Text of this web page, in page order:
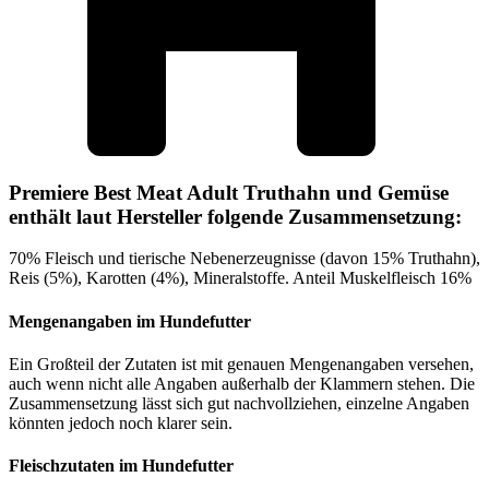
Premiere Best Meat Adult Truthahn und Gemüse
enthält laut Hersteller folgende Zusammensetzung:
70% Fleisch und tierische Nebenerzeugnisse (davon 15% Truthahn),
Reis (5%), Karotten (4%), Mineralstoffe. Anteil Muskelfleisch 16%
Mengenangaben im Hundefutter
Ein Großteil der Zutaten ist mit genauen Mengenangaben versehen,
auch wenn nicht alle Angaben außerhalb der Klammern stehen. Die
Zusammensetzung lässt sich gut nachvollziehen, einzelne Angaben
könnten jedoch noch klarer sein.
Fleischzutaten im Hundefutter